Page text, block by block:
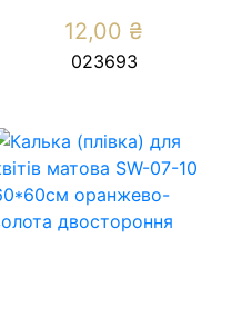
12,00 ₴
023693